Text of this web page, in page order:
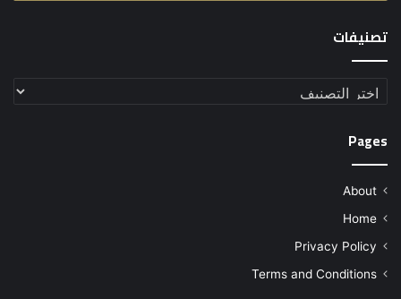
تصنيفات
تصنيفات
Pages
About
Home
Privacy Policy
Terms and Conditions